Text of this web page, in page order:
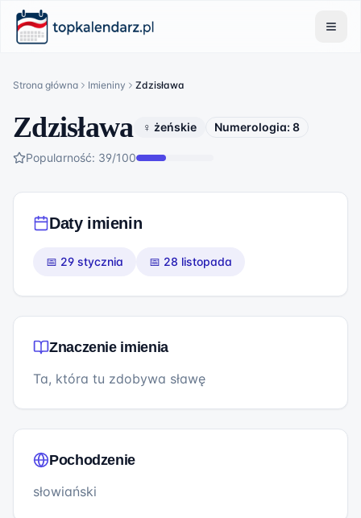
Strona główna Imieniny Zdzisława
Zdzisława ♀ żeńskie Numerologia: 8
Popularność: 39/100
Daty imienin
📅 29 stycznia 📅 28 listopada
Znaczenie imienia
Ta, która tu zdobywa sławę
Pochodzenie
słowiański